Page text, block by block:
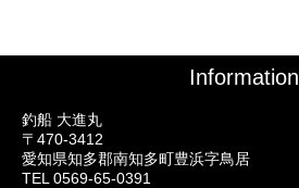
Information
釣船 大進丸
〒470-3412
愛知県知多郡南知多町豊浜字鳥居
TEL 0569-65-0391